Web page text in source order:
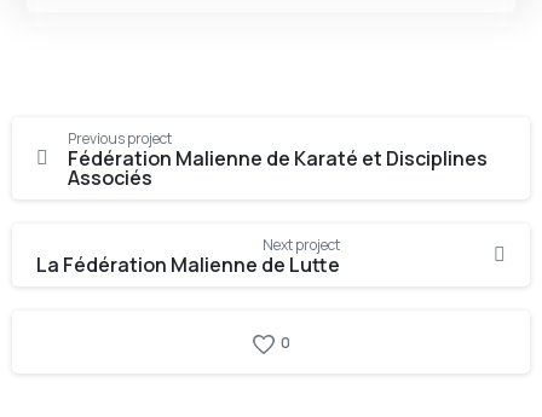
Continue
Reading
Previous project
Fédération Malienne de Karaté et Disciplines
Associés
Next project
La Fédération Malienne de Lutte
0